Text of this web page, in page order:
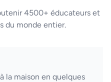
4500+ éducateurs et
du monde entier.
la maison en quelques